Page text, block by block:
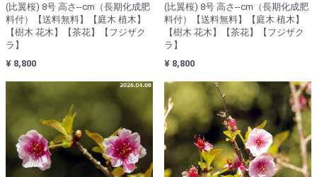
(比翼桜) 8号 高さ--cm（長期化成肥
料付）【送料無料】【庭木 植木】
【樹木 花木】【茶花】【フジザク
ラ】
¥ 8,800
(比翼桜) 8号 高さ--cm（長期化成肥
料付）【送料無料】【庭木 植木】
【樹木 花木】【茶花】【フジザク
ラ】
¥ 8,800